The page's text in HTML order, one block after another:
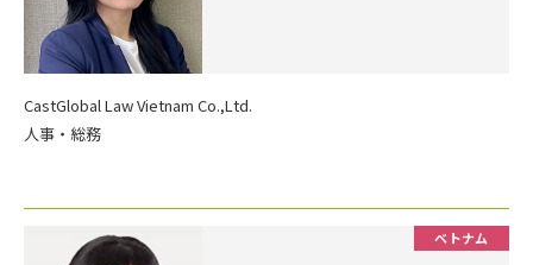
CastGlobal Law Vietnam Co.,Ltd.
人事・総務
ベトナム